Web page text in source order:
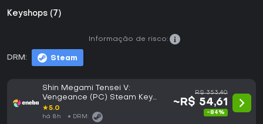
Keyshops (7)
DRM: Steam
Informação de risco:
Shin Megami Tensei V:
Vengeance (PC) Steam Key
GLOBAL
★5.0
há 8h DRM:
R$ 353,40
~R$ 54,61
-84%